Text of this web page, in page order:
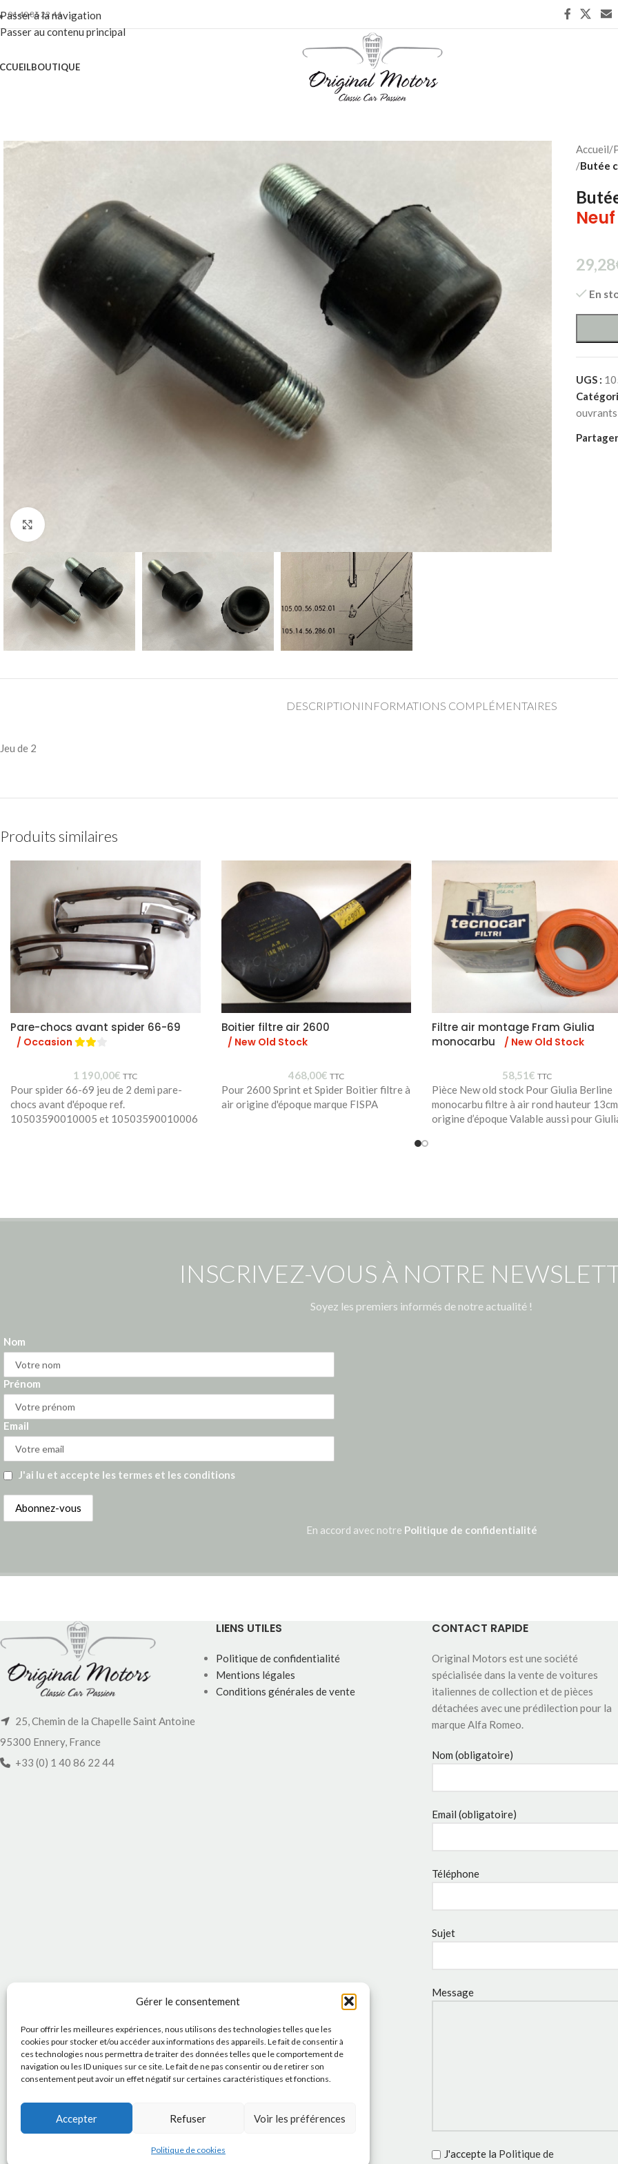
Gérer le consentement
Pour offrir les meilleures expériences, nous utilisons des technologies telles que les
cookies pour stocker et/ou accéder aux informations des appareils. Le fait de consentir à
ces technologies nous permettra de traiter des données telles que le comportement de
navigation ou les ID uniques sur ce site. Le fait de ne pas consentir ou de retirer son
consentement peut avoir un effet négatif sur certaines caractéristiques et fonctions.
Accepter Refuser Voir les préférences
Politique de cookies
Passer à la navigation
Passer au contenu principal
01 40 86 22 44
BOUTIQUE
Accueil/
/Butée
Neuf
29,28
En
UGS :
ouvrants
DESCRIPTION INFORMATIONS COMPLÉMENTAIRES
Jeu de 2
Produits similaires
Pare-chocs avant spider 66-69
/ Occasion
1 190,00€ TTC
Pour spider 66-69 jeu de 2 demi pare-
chocs avant d'époque ref.
10503590010005 et 10503590010006
Boitier filtre air 2600
/ New Old Stock
468,00€ TTC
Pour 2600 Sprint et Spider Boitier filtre à
air origine d'époque marque FISPA
Filtre air montage Fram Giulia
monocarbu
/ New Old Stock
58,51€ TTC
Pièce New old stock Pour Giulia Berline
monocarbu filtre à air rond hauteur 13cm
origine d’époque Valable aussi pour
INSCRIVEZ-VOUS À NOTRE
Soyez les premiers informés de notre actualité !
Nom
Prénom
Email
J'ai lu et accepte les termes et les conditions
En accord avec notre Politique de confidentialité
25, Chemin de la Chapelle Saint Antoine
95300 Ennery, France
+33 (0) 1 40 86 22 44
LIENS UTILES
Politique de confidentialité
Mentions légales
Conditions générales de vente
CONTACT RAPIDE
Original Motors est une société
spécialisée dans la vente de voitures
italiennes de collection et de pièces
détachées avec une prédilection pour la
marque Alfa Romeo.
Nom (obligatoire)
Email (obligatoire)
Téléphone
Sujet
Message
J'accepte la Politique de